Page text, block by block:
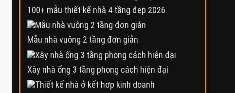
100+ mẫu thiết kế nhà 4 tầng đẹp 2026
Mẫu nhà vuông 2 tầng đơn giản
Xây nhà ống 3 tầng phong cách hiện đại